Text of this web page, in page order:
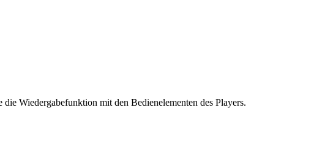
die Wiedergabefunktion mit den Bedienelementen des Players.